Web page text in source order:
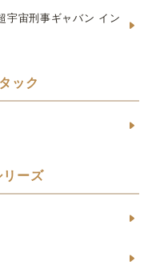
宇宙刑事ギャバン イン
ック
リーズ